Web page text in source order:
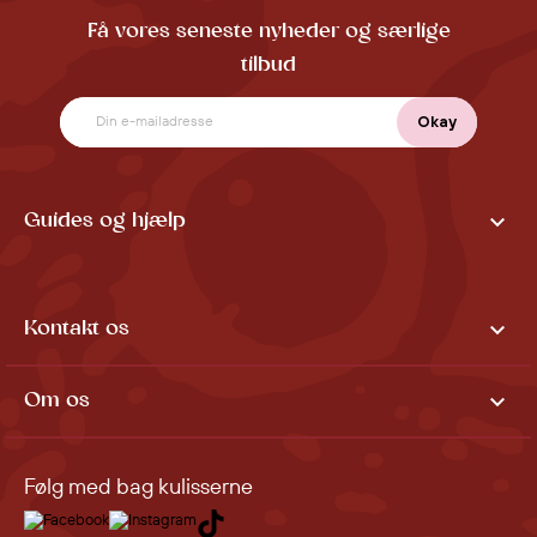
Få vores seneste nyheder og særlige
tilbud
Guides og hjælp 
Kontakt os 
Om os 
Følg med bag kulisserne